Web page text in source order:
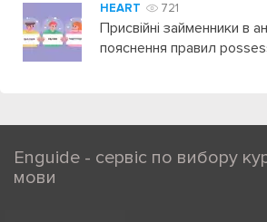
HEART 721
Присвійні займенники в
пояснення правил
Enguide - сервіс по вибору
мови